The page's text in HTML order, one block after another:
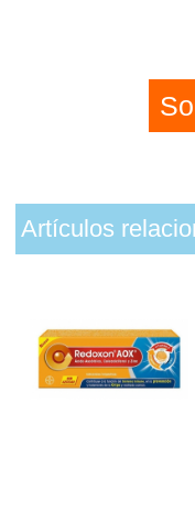
Artículos